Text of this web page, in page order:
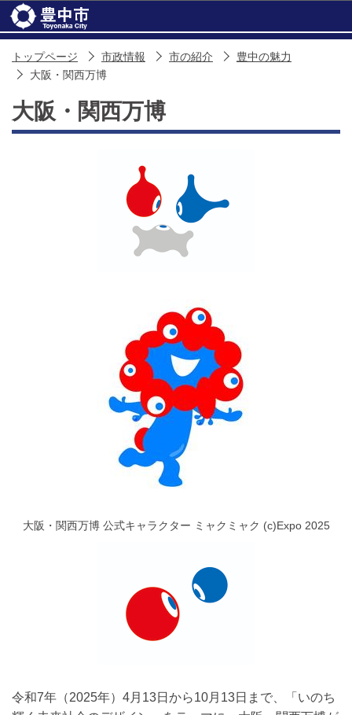
トップページ 市政情報 市の紹介
豊中の魅力
大阪・関西万博
大阪・関西万博
大阪・関西万博 公式キャラクター ミャクミャク (c)Expo 2025
令和7年（2025年）4月13日から10月13日まで、「いのち